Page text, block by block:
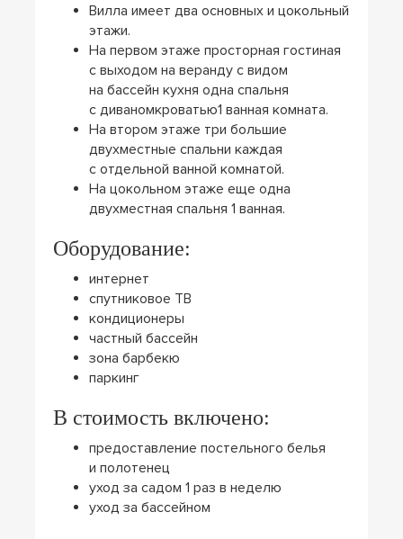
Вилла имеет два основных и цокольный
этажи.
На первом этаже просторная гостиная
с выходом на веранду с видом
на бассейн кухня одна спальня
с диваномкроватью1 ванная комната.
На втором этаже три большие
двухместные спальни каждая
с отдельной ванной комнатой.
На цокольном этаже еще одна
двухместная спальня 1 ванная.
Оборудование:
интернет
спутниковое ТВ
кондиционеры
частный бассейн
зона барбекю
паркинг
В стоимость включено:
предоставление постельного белья
и полотенец
уход за садом 1 раз в неделю
уход за бассейном